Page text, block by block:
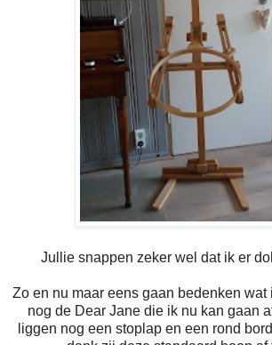
Jullie snappen zeker wel dat ik er
Zo en nu maar eens gaan bedenken wat
nog de Dear Jane die ik nu kan gaan
liggen nog een stoplap en een rond